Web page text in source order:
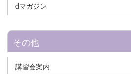
dマガジン
その他
講習会案内